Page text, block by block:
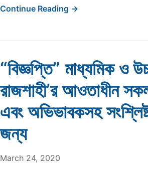
Continue Reading →
“বিজ্ঞপ্তি” মাধ্যমিক ও
রাজশাহী’র আওতাধীন সকল
এবং অভিভাবকসহ
জন্য
March 24, 2020